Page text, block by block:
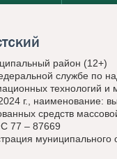
район (12+)
службе по
технологий и
г., наименование:
средств
77 – 87669
муниципального